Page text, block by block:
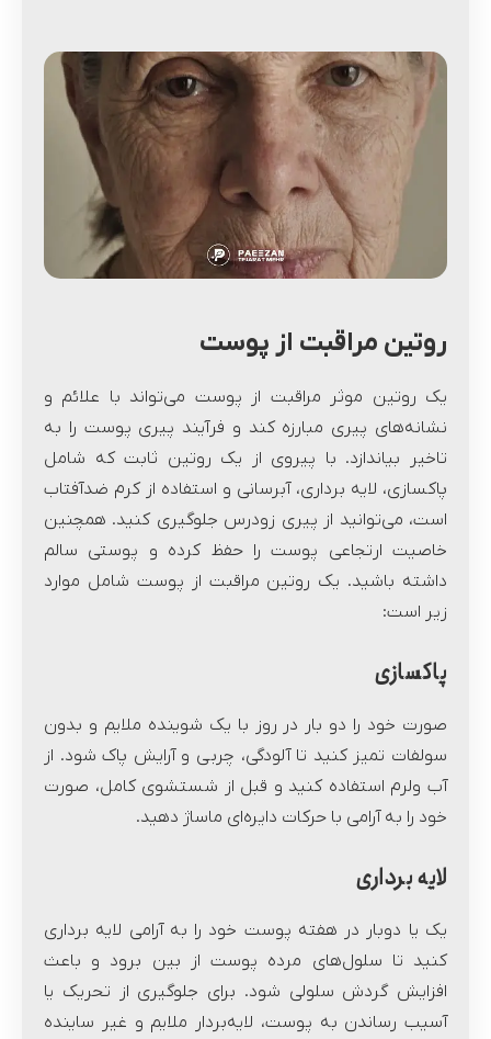
روتین مراقبت از پوست
یک روتین موثر مراقبت از پوست می‌تواند با علائم و
نشانه‌های پیری مبارزه کند و فرآیند پیری پوست را به
تاخیر بیاندازد. با پیروی از یک روتین ثابت که شامل
پاکسازی، لایه برداری، آبرسانی و استفاده از کرم ضدآفتاب
است، می‌توانید از پیری زودرس جلوگیری کنید. همچنین
خاصیت ارتجاعی پوست را حفظ کرده و پوستی سالم
داشته باشید. یک روتین مراقبت از پوست شامل موارد
زیر است:
پاکسازی
صورت خود را دو بار در روز با یک شوینده ملایم و بدون
سولفات تمیز کنید تا آلودگی، چربی و آرایش پاک شود. از
آب ولرم استفاده کنید و قبل از شستشوی کامل، صورت
خود را به آرامی با حرکات دایره‌ای ماساژ دهید.
لایه برداری
یک یا دوبار در هفته پوست خود را به آرامی لایه برداری
کنید تا سلول‌های مرده پوست از بین برود و باعث
افزایش گردش سلولی شود. برای جلوگیری از تحریک یا
آسیب رساندن به پوست، لایه‌بردار ملایم و غیر ساینده